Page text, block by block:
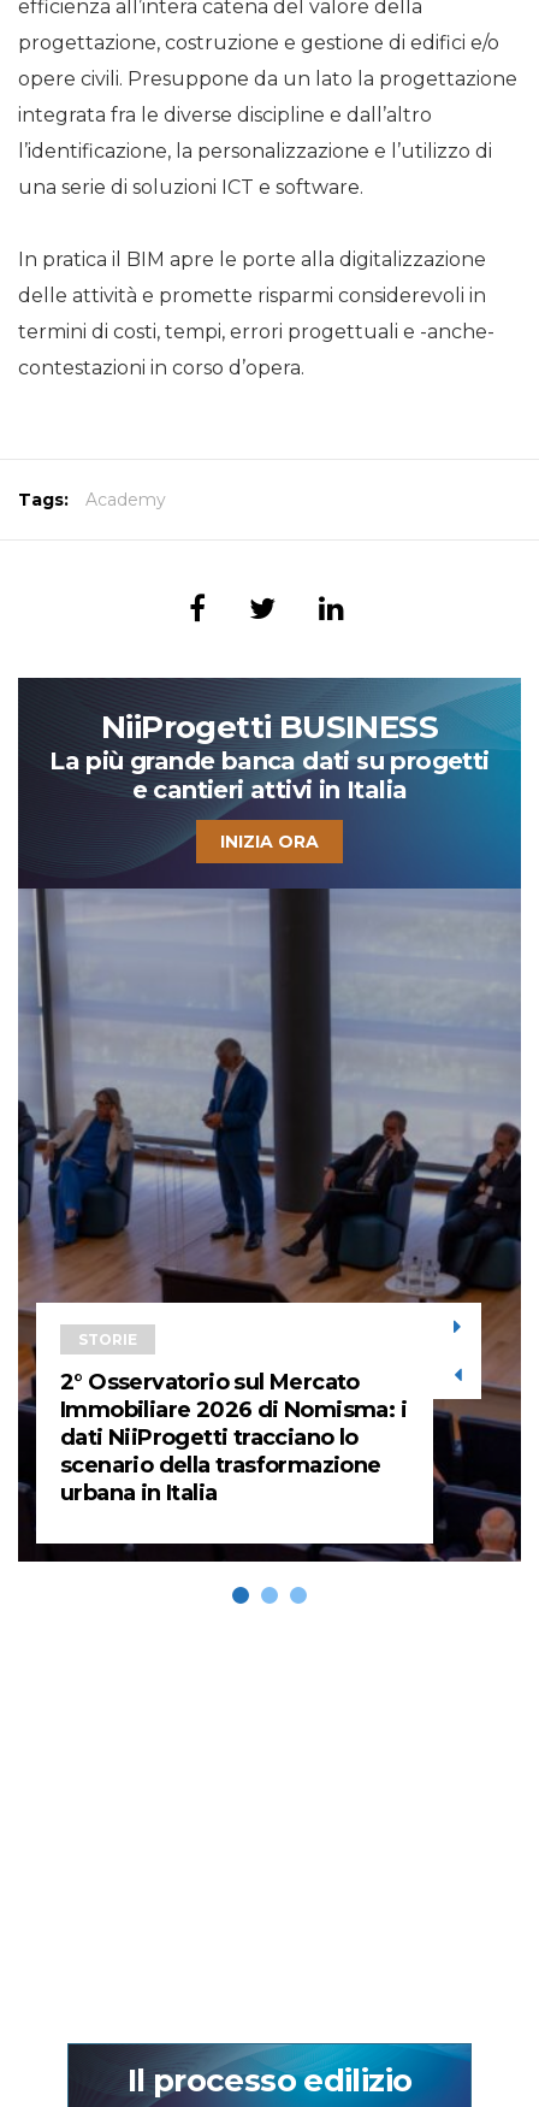
efficienza all’intera catena del valore della
progettazione, costruzione e gestione di edifici e/o
opere civili. Presuppone da un lato la progettazione
integrata fra le diverse discipline e dall’altro
l’identificazione, la personalizzazione e l’utilizzo di
una serie di soluzioni ICT e software.
In pratica il BIM apre le porte alla digitalizzazione
delle attività e promette risparmi considerevoli in
termini di costi, tempi, errori progettuali e -anche-
contestazioni in corso d’opera.
Tags: Academy
NiiProgetti BUSINESS
La più grande banca dati su progetti
e cantieri attivi in Italia
INIZIA ORA
STORIE
2° Osservatorio sul Mercato
Immobiliare 2026 di Nomisma: i
dati NiiProgetti tracciano lo
scenario della trasformazione
urbana in Italia
Il processo edilizio